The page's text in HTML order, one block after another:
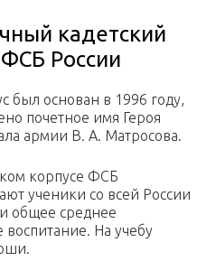
кадетский
России
был основан в 1996 году,
почетное имя Героя
армии В. А. Матросова.
корпусе ФСБ
ученики со всей России
общее среднее
На учебу